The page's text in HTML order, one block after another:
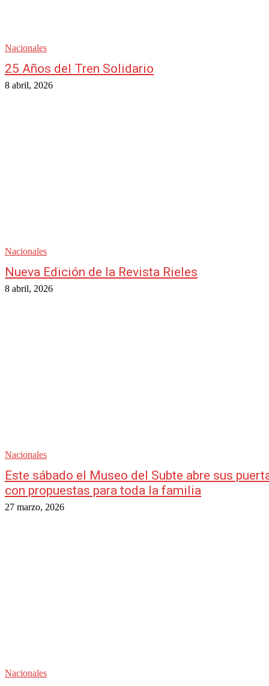
Nacionales
25 Años del Tren Solidario
8 abril, 2026
Nacionales
Nueva Edición de la Revista Rieles
8 abril, 2026
Nacionales
Este sábado el Museo del Subte abre sus
con propuestas para toda la familia
27 marzo, 2026
Nacionales